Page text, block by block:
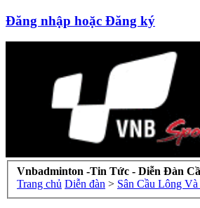
Đăng nhập hoặc Đăng ký
Vnbadminton -Tin Tức - Diễn Đàn
Trang chủ Diễn đàn > Sân Cầu Lông